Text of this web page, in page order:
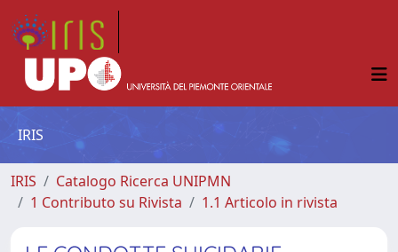
IRIS
IRIS
Catalogo Ricerca UNIPMN
1 Contributo su Rivista
1.1 Articolo in rivista